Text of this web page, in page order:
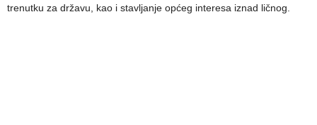
trenutku za državu, kao i stavljanje općeg interesa iznad ličnog.